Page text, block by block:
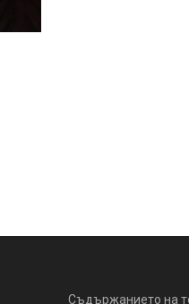
Съдържанието на